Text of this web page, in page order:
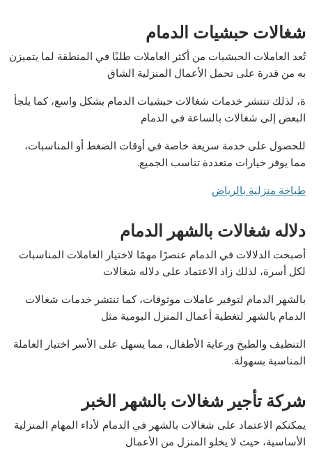
شغالات حبشيات الدمام
تُعد العاملات الحبشيات من أكثر العاملات طلبًا في المنطقة لما يتميزن
به من قدرة على تحمل الأعمال المنزلية الشاق
ة، لذلك تنتشر خدمات شغالات حبشيات الدمام بشكل واسع، كما يلجأ
البعض إلى شغالات بالساعة في الدمام
للحصول على خدمة سريعة خاصة في أوقات الضغط أو المناسبات،
مما يوفر خيارات متعددة تناسب الجميع.
طباخة منزلية بالرياض
دلاله شغالات بالشهر الدمام
أصبحت الدلالات في الدمام عنصرًا مهمًا لاختيار العاملات المناسبات
لكل أسرة، لذلك زاد الاعتماد على دلاله شغالات
بالشهر الدمام لتوفير عاملات موثوقات، كما تنتشر خدمات شغالات
الدمام بالشهر لتغطية أعمال المنزل اليومية مثل
التنظيف والطبخ ورعاية الأطفال، مما يسهل على الأسر اختيار العاملة
المناسبة بسهولة.
شركة تأجير شغالات بالشهر الخبر
يمكنكم الاعتماد على شغالات بالشهر في الدمام لأداء المهام المنزلية
الأساسية، حيث لا يخلو المنزل من الأعمال